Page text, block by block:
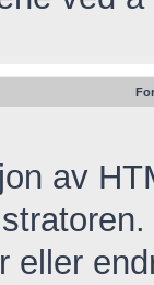
av
eller